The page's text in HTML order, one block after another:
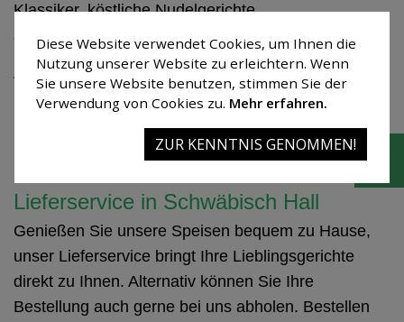
Diese Website verwendet Cookies, um Ihnen die
Nutzung unserer Website zu erleichtern. Wenn
Sie unsere Website benutzen, stimmen Sie der
Verwendung von Cookies zu. Mehr erfahren.
ZUR KENNTNIS GENOMMEN!
Klassiker, köstliche Nudelgerichte
sowie vegetarische und vegane Gerichte.
Jeden Sonntag verwöhnen wir Sie außerdem mit
hausgemachten Kuchen und Torten aus unserer
Kuchentheke – frisch zubereitet von unserem
Lieferservice in Schwäbisch Hall
Genießen Sie unsere Speisen bequem zu Hause,
unser Lieferservice bringt Ihre Lieblingsgerichte
direkt zu Ihnen. Alternativ können Sie Ihre
Bestellung auch gerne bei uns abholen. Bestellen